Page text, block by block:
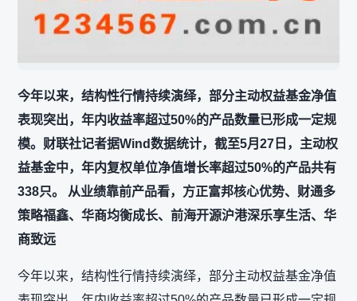
今年以来，结构性行情持续演绎，部分主动权益基金净值
表现突出，年内收益率超过50%的产品数量已形成一定规
模。财联社记者据Wind数据统计，截至5月27日，主动权
益基金中，年内复权单位净值增长率超过50%的产品共有
338只。 从业绩靠前产品看，方正富邦核心优势、财通多
策略福鑫、华商均衡成长、前海开源沪港深乐享生活、华
商致远
今年以来，结构性行情持续演绎，部分主动权益基金净值